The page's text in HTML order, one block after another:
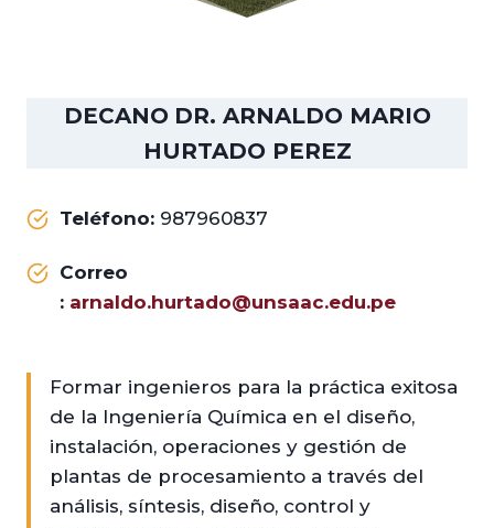
DECANO DR. ARNALDO MARIO
HURTADO PEREZ
Teléfono: 987960837
Correo
: arnaldo.hurtado@unsaac.edu.pe
Formar ingenieros para la práctica exitosa
de la Ingeniería Química en el diseño,
instalación, operaciones y gestión de
plantas de procesamiento a través del
análisis, síntesis, diseño, control y